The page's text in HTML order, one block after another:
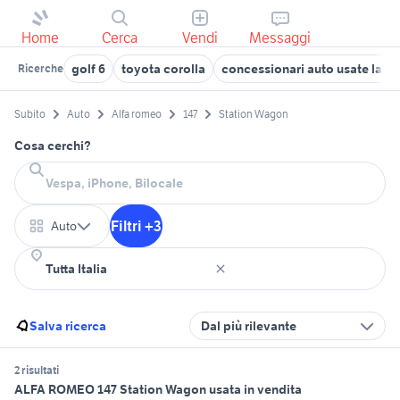
Home Cerca Vendi Messaggi
Ricerche golf 6 toyota corolla concessionari auto usate
Subito Auto Alfa romeo 147 Station Wagon
Cosa cerchi?
Auto Filtri +3
Salva ricerca Dal più rilevante
2 risultati
ALFA ROMEO 147 Station Wagon usata in vendita